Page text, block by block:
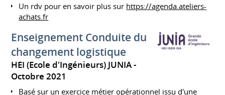
Un rdv pour en savoir plus sur https://agenda.ateliers-
achats.fr
Enseignement Conduite du
changement logistique
HEI (Ecole d'Ingénieurs) JUNIA
Octobre 2021
Basé sur un exercice métier opérationnel issu d'une